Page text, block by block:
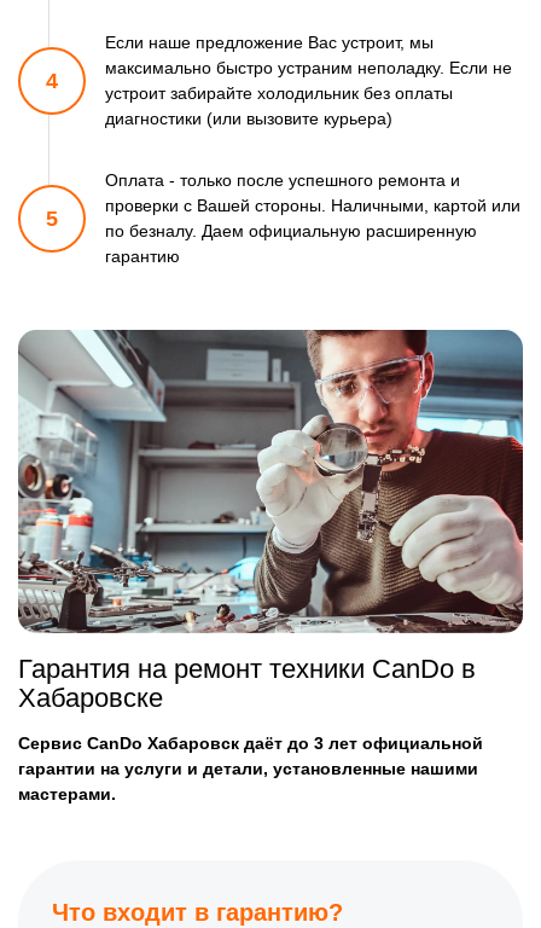
4
Если наше предложение Вас устроит, мы
максимально быстро устраним неполадку. Если не
устроит забирайте холодильник без оплаты
диагностики (или вызовите курьера)
5
Оплата - только после успешного ремонта и
проверки с Вашей стороны. Наличными, картой или
по безналу. Даем официальную расширенную
гарантию
Гарантия на ремонт техники CanDo в
Хабаровске
Сервис CanDo Хабаровск даёт до 3 лет официальной
гарантии на услуги и детали, установленные нашими
мастерами.
Что входит в гарантию?